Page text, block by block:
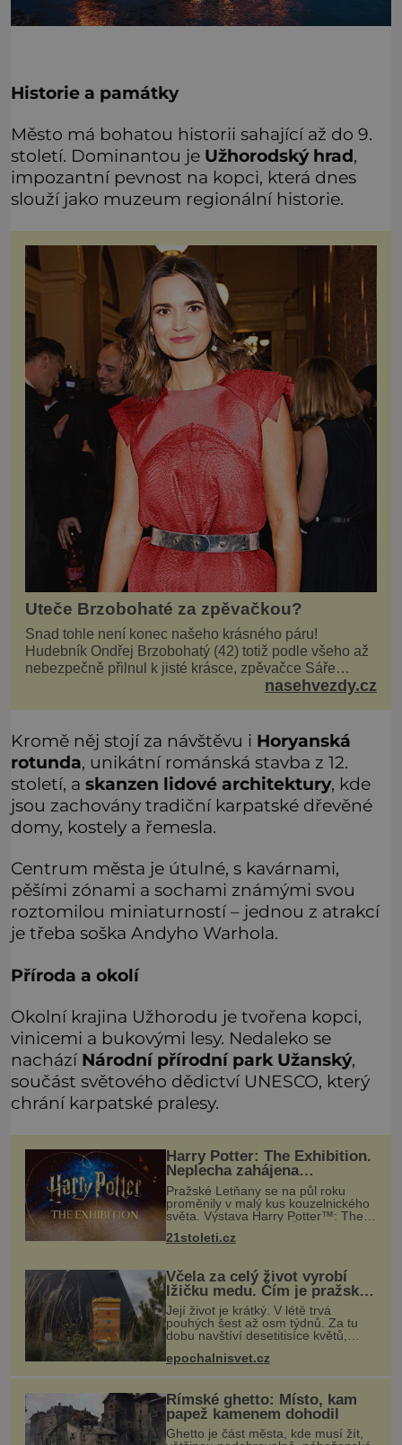
Historie a památky
Město má bohatou historii sahající až do 9.
století. Dominantou je Užhorodský hrad,
impozantní pevnost na kopci, která dnes
slouží jako muzeum regionální historie.
Uteče Brzobohaté za zpěvačkou?
Snad tohle není konec našeho krásného páru!
Hudebník Ondřej Brzobohatý (42) totiž podle všeho až
nebezpečně přilnul k jisté krásce, zpěvačce Sáře
Milfajtové (33), která jednou byla hostem v pořadu
nasehvezdy.cz
Kromě něj stojí za návštěvu i Horyanská
rotunda, unikátní románská stavba z 12.
století, a skanzen lidové architektury, kde
jsou zachovány tradiční karpatské dřevěné
domy, kostely a řemesla.
Centrum města je útulné, s kavárnami,
pěšími zónami a sochami známými svou
roztomilou miniaturností – jednou z atrakcí
je třeba soška Andyho Warhola.
Příroda a okolí
Okolní krajina Užhorodu je tvořena kopci,
vinicemi a bukovými lesy. Nedaleko se
nachází Národní přírodní park Užanský,
součást světového dědictví UNESCO, který
chrání karpatské pralesy.
Harry Potter: The Exhibition.
Neplecha zahájena…
Pražské Letňany se na půl roku
proměnily v malý kus kouzelnického
světa. Výstava Harry Potter™: The
originální filmové kostýmy a rekvizity,
21stoleti.cz
Včela za celý život vyrobí
lžičku medu. Čím je pražský
med ze střech tak ceněný?
Její život je krátký. V létě trvá
pouhých šest až osm týdnů. Za tu
dobu navštíví desetitisíce květů,
přibližně devět gramů medu –
zhruba jednu čajovou lžičku. Sama o
epochalnisvet.cz
Římské ghetto: Místo, kam
papež kamenem dohodil
Ghetto je část města, kde musí žít,